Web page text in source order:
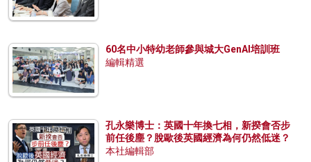
60名中小特幼老師參與城大GenAI培訓班
編輯精選
孔永樂博士：英國十年換七相，新揆會否步
前任後塵？脫歐後英國經濟為何仍然低迷？
本社編輯部